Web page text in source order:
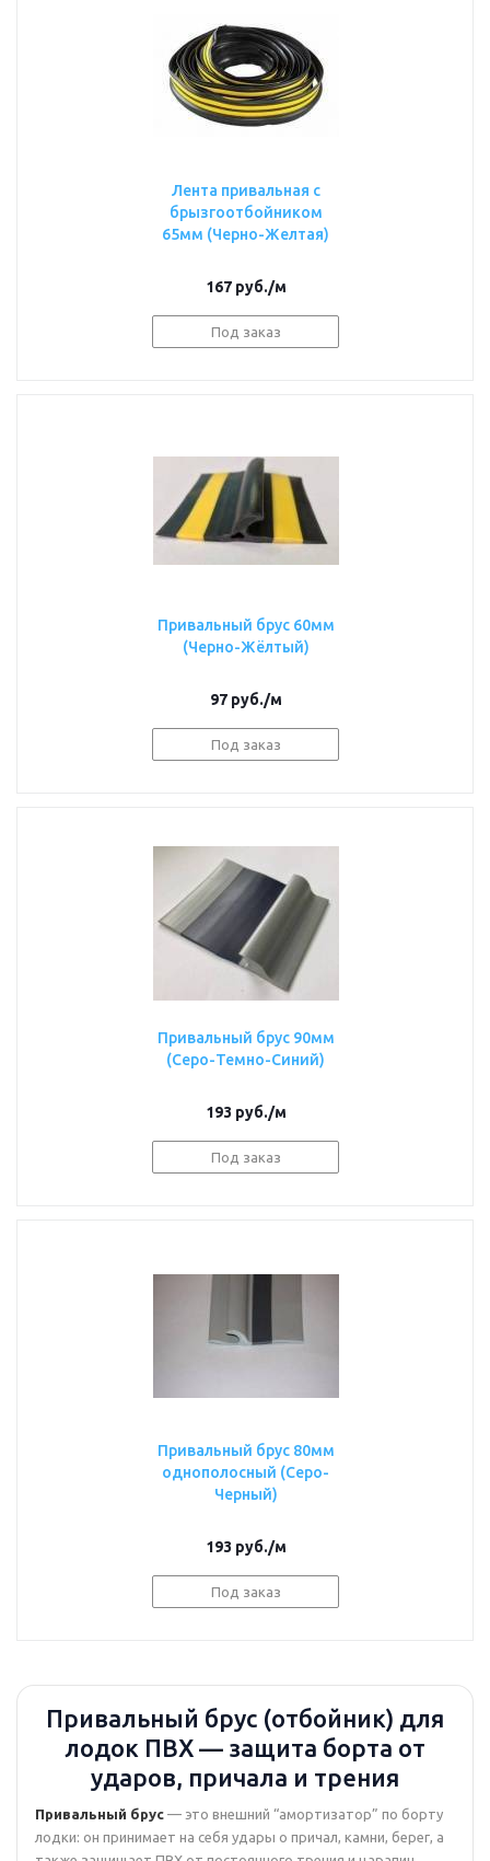
Лента привальная с
брызгоотбойником
65мм (Черно-Желтая)
167руб./м
Под заказ
Привальный брус 60мм
(Черно-Жёлтый)
97руб./м
Под заказ
Привальный брус 90мм
(Серо-Темно-Синий)
193 руб./м
Под заказ
Привальный брус 80мм
однополосный (Серо-
Черный)
193 руб./м
Под заказ
Привальный брус (отбойник) для
лодок ПВХ — защита борта от
ударов, причала и трения
Привальный брус — это внешний “амортизатор” по борту
лодки: он принимает на себя удары о причал, камни, берег, а